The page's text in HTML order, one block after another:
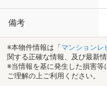
備考
※本物件情報は「 マンションレ
関する正確な情報、及び最新
※当情報を基に発生した損害
ご理解の上ご利用ください。